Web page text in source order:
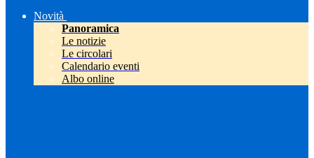
Novità
Panoramica
Le notizie
Le circolari
Calendario eventi
Albo online